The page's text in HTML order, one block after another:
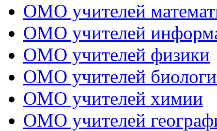
ОМО учителей
ОМО учителей
ОМО учителей физики
ОМО учителей
ОМО учителей химии
ОМО учителей